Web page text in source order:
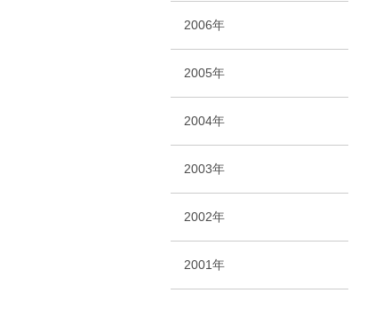
2006年
2005年
2004年
2003年
2002年
2001年